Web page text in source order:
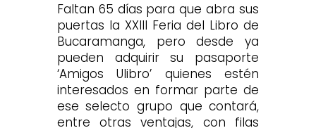
Faltan 65 días para que abra sus
puertas la XXIII Feria del Libro de
Bucaramanga, pero desde ya
pueden adquirir su pasaporte
‘Amigos Ulibro’ quienes estén
interesados en formar parte de
ese selecto grupo que contará,
entre otras ventajas, con filas